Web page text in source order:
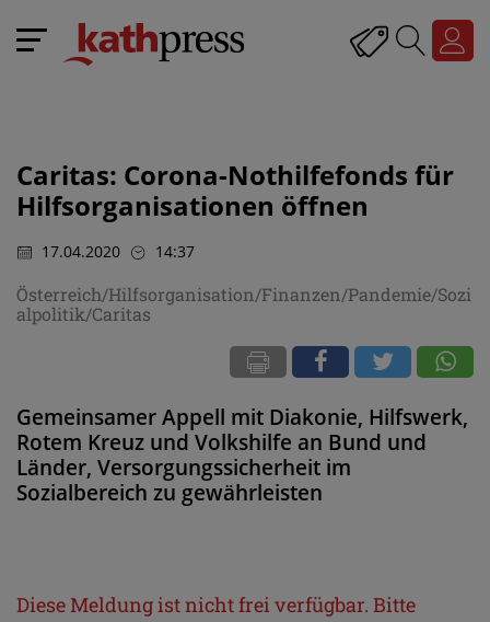
Caritas: Corona-Nothilfefonds für
Hilfsorganisationen öffnen
17.04.2020 14:37
Österreich/Hilfsorganisation/Finanzen/Pandemie/Sozi
alpolitik/Caritas
Gemeinsamer Appell mit Diakonie, Hilfswerk,
Rotem Kreuz und Volkshilfe an Bund und
Länder, Versorgungssicherheit im
Sozialbereich zu gewährleisten
Diese Meldung ist nicht frei verfügbar. Bitte